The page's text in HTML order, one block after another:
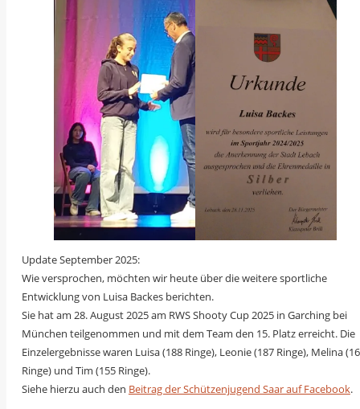
Update September 2025:
Wie versprochen, möchten wir heute über die weitere sportliche
Entwicklung von Luisa Backes berichten.
Sie hat am 28. August 2025 am RWS Shooty Cup 2025 in Garching bei
München teilgenommen und mit dem Team den 15. Platz erreicht. Die
Einzelergebnisse waren Luisa (188 Ringe), Leonie (187 Ringe), Melina
Ringe) und Tim (155 Ringe).
Siehe hierzu auch den Beitrag der Schützenjugend Saar auf Facebook.